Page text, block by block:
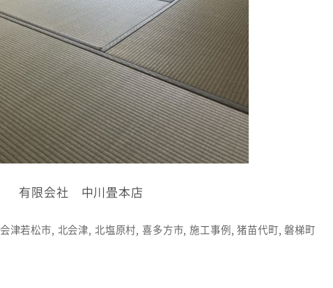
有限会社 中川畳本店
会津若松市, 北会津, 北塩原村, 喜多方市,施工事例,猪苗代町,磐梯町